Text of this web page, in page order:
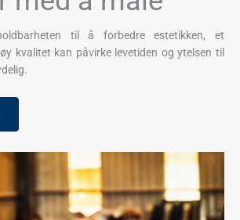
til å forbedre estetikken, et
kvalitet kan påvirke levetiden og ytelsen til